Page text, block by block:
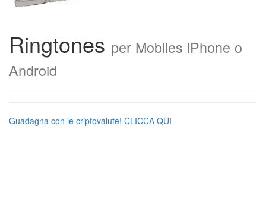
Ringtones per Mobiles iPhone o
Android
Guadagna con le criptovalute! CLICCA QUI